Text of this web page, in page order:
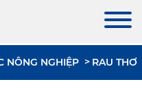
NÔNG NGHIỆP RAU